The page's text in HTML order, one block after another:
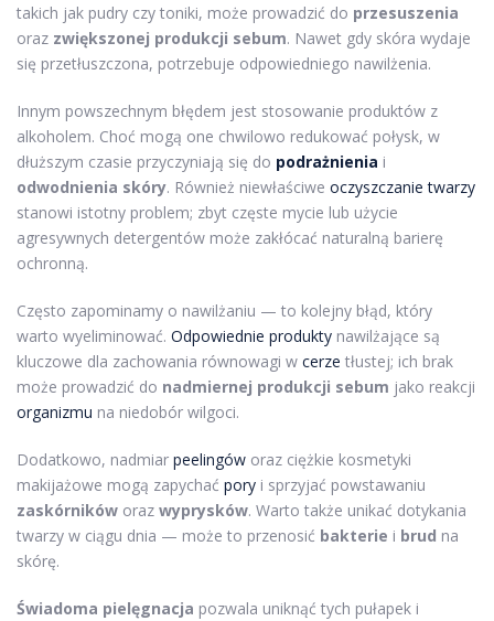
takich jak pudry czy toniki, może prowadzić do przesuszenia
oraz zwiększonej produkcji sebum. Nawet gdy skóra wydaje
się przetłuszczona, potrzebuje odpowiedniego nawilżenia.
Innym powszechnym błędem jest stosowanie produktów z
alkoholem. Choć mogą one chwilowo redukować połysk, w
dłuższym czasie przyczyniają się do podrażnienia i
odwodnienia skóry. Również niewłaściwe oczyszczanie twarzy
stanowi istotny problem; zbyt częste mycie lub użycie
agresywnych detergentów może zakłócać naturalną barierę
ochronną.
Często zapominamy o nawilżaniu — to kolejny błąd, który
warto wyeliminować. Odpowiednie produkty nawilżające są
kluczowe dla zachowania równowagi w cerze tłustej; ich brak
może prowadzić do nadmiernej produkcji sebum jako reakcji
organizmu na niedobór wilgoci.
Dodatkowo, nadmiar peelingów oraz ciężkie kosmetyki
makijażowe mogą zapychać pory i sprzyjać powstawaniu
zaskórników oraz wyprysków. Warto także unikać dotykania
twarzy w ciągu dnia — może to przenosić bakterie i brud na
skórę.
Świadoma pielęgnacja pozwala uniknąć tych pułapek i